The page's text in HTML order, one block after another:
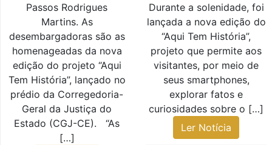
Passos Rodrigues
Martins. As
desembargadoras são as
homenageadas da nova
edição do projeto “Aqui
Tem História”, lançado no
prédio da Corregedoria-
Geral da Justiça do
Estado (CGJ-CE). “As
[…]
Durante a solenidade, foi
lançada a nova edição do
“Aqui Tem História”,
projeto que permite aos
visitantes, por meio de
seus smartphones,
explorar fatos e
curiosidades sobre o […]
Ler Notícia